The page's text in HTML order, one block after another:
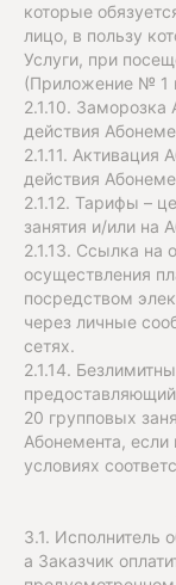
которые
лицо, в пользу
Услуги, при
(Приложение № 1
2.1.10. Заморозка
действия
2.1.11. Активация
действия
2.1.12. Тарифы –
занятия и/или на
2.1.13. Ссылка на
осуществления
посредством
через личные
сетях.
2.1.14.
20 групповых
Абонемента, если
условиях
3.1. Исполнитель
а Заказчик